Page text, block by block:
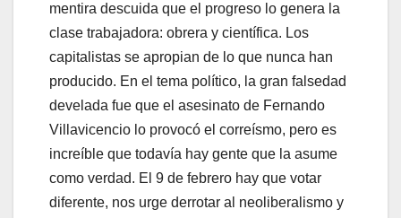
mentira descuida que el progreso lo genera la
clase trabajadora: obrera y científica. Los
capitalistas se apropian de lo que nunca han
producido. En el tema político, la gran falsedad
develada fue que el asesinato de Fernando
Villavicencio lo provocó el correísmo, pero es
increíble que todavía hay gente que la asume
como verdad. El 9 de febrero hay que votar
diferente, nos urge derrotar al neoliberalismo y